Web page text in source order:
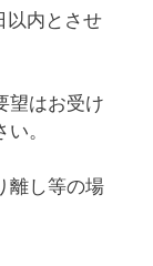
以内とさせ
望はお受け
。
離し等の場